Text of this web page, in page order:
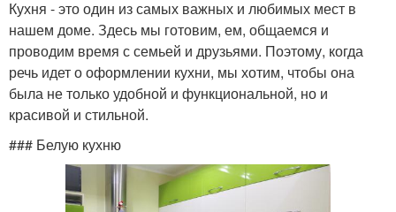
Кухня - это один из самых важных и любимых мест в
нашем доме. Здесь мы готовим, ем, общаемся и
проводим время с семьей и друзьями. Поэтому, когда
речь идет о оформлении кухни, мы хотим, чтобы она
была не только удобной и функциональной, но и
красивой и стильной.
### Белую кухню